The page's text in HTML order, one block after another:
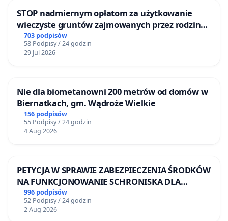
STOP nadmiernym opłatom za użytkowanie
wieczyste gruntów zajmowanych przez rodzinne
ogrody działkowe.
703 podpisów
58 Podpisy / 24 godzin
29 Jul 2026
Nie dla biometanowni 200 metrów od domów w
Biernatkach, gm. Wądroże Wielkie
156 podpisów
55 Podpisy / 24 godzin
4 Aug 2026
PETYCJA W SPRAWIE ZABEZPIECZENIA ŚRODKÓW
NA FUNKCJONOWANIE SCHRONISKA DLA
BEZDOMNYCH ZWIERZĄT W SKARYSZEWIE
996 podpisów
52 Podpisy / 24 godzin
2 Aug 2026